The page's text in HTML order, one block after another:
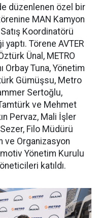
düzenlenen özel bir
MAN Kamyon
Koordinatörü
Törene AVTER
Ünal, METRO
Orbay Tuna, Yönetim
Gümüşsu, Metro
Sertoğlu,
ve Mehmet
Pervaz, Mali İşler
Filo Müdürü
ve Organizasyon
Yönetim Kurulu
katıldı.